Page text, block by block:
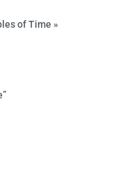
of Time »